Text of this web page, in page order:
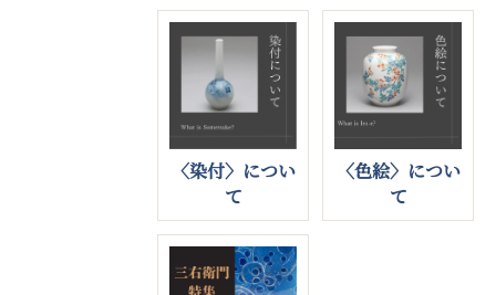
〈染付〉につい
て
〈色絵〉につい
て